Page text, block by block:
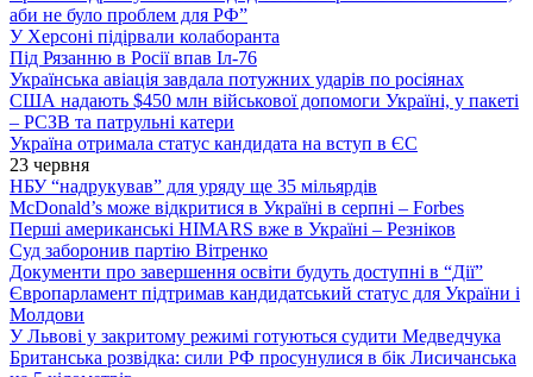
аби не було проблем для РФ”
У Херсоні підірвали колаборанта
Під Рязанню в Росії впав Іл-76
Українська авіація завдала потужних ударів по росіянах
США надають $450 млн військової допомоги Україні, у пакеті
– РСЗВ та патрульні катери
Україна отримала статус кандидата на вступ в ЄС
23 червня
НБУ “надрукував” для уряду ще 35 мільярдів
McDonald’s може відкритися в Україні в серпні – Forbes
Перші американські HIMARS вже в Україні – Резніков
Суд заборонив партію Вітренко
Документи про завершення освіти будуть доступні в “Дії”
Європарламент підтримав кандидатський статус для України і
Молдови
У Львові у закритому режимі готуються судити Медведчука
Британська розвідка: сили РФ просунулися в бік Лисичанська